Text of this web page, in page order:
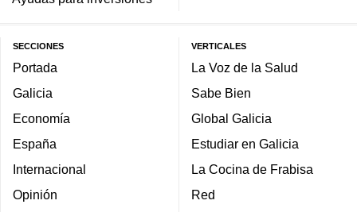
SECCIONES
Portada
Galicia
Economía
España
Internacional
Opinión
VERTICALES
La Voz de la Salud
Sabe Bien
Global Galicia
Estudiar en Galicia
La Cocina de Frabisa
Red